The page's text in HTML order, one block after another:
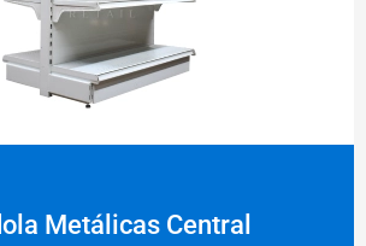
Metálicas Central